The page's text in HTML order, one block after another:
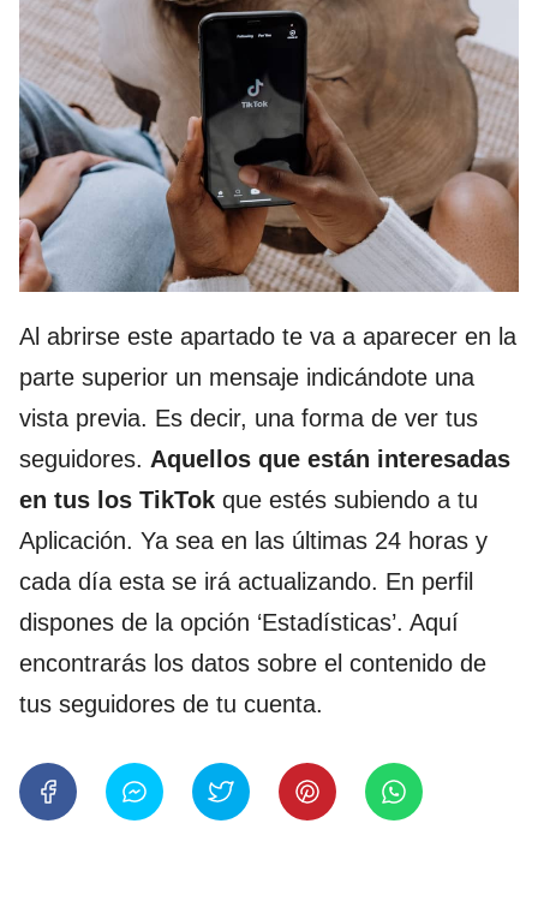
Al abrirse este apartado te va a aparecer en la
parte superior un mensaje indicándote una
vista previa. Es decir, una forma de ver tus
seguidores. Aquellos que están interesadas
en tus los TikTok que estés subiendo a tu
Aplicación. Ya sea en las últimas 24 horas y
cada día esta se irá actualizando. En perfil
dispones de la opción ‘Estadísticas’. Aquí
encontrarás los datos sobre el contenido de
tus seguidores de tu cuenta.